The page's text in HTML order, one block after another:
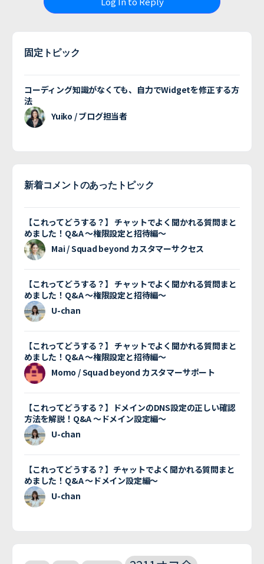
固定トピック
コーディング知識がなくても、自力でWidgetを修正する方
法
Yuiko / ブログ担当者
新着コメントのあったトピック
【これってどうする？】 チャットでよく聞かれる質問まと
めました！Q&A 〜権限設定と招待編〜
Mai / Squad beyond カスタマーサクセス
【これってどうする？】 チャットでよく聞かれる質問まと
めました！Q&A 〜権限設定と招待編〜
U-chan
【これってどうする？】 チャットでよく聞かれる質問まと
めました！Q&A 〜権限設定と招待編〜
Momo / Squad beyond カスタマーサポート
【これってどうする？】ドメインのDNS設定の正しい確認
方法を解説！Q&A 〜ドメイン設定編〜
U-chan
【これってどうする？】チャットでよく聞かれる質問まと
めました！Q&A 〜ドメイン設定編〜
U-chan